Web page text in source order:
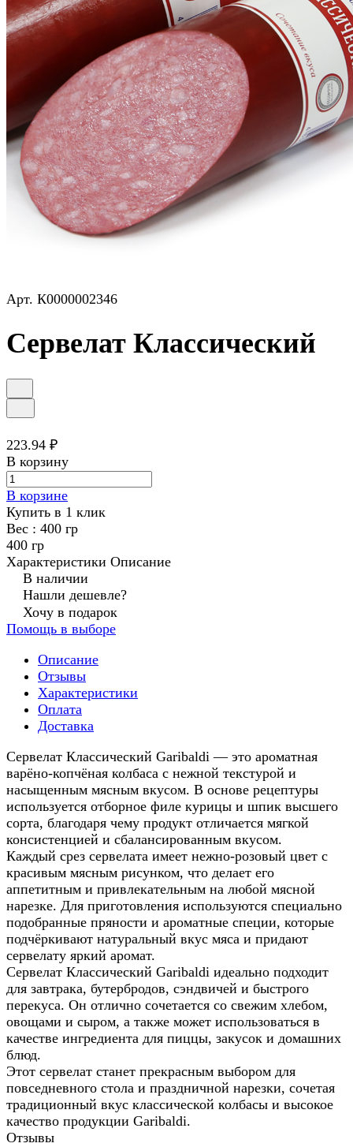
Арт. К0000002346
Сервелат Классический
223.94 ₽
В корзину
В корзине
Купить в 1 клик
Вес : 400 гр
400 гр
Характеристики Описание
В наличии
Нашли дешевле?
Хочу в подарок
Помощь в выборе
Описание
Отзывы
Характеристики
Оплата
Доставка
Сервелат Классический Garibaldi — это ароматная
варёно-копчёная колбаса с нежной текстурой и
насыщенным мясным вкусом. В основе рецептуры
используется отборное филе курицы и шпик высшего
сорта, благодаря чему продукт отличается мягкой
консистенцией и сбалансированным вкусом.
Каждый срез сервелата имеет нежно-розовый цвет с
красивым мясным рисунком, что делает его
аппетитным и привлекательным на любой мясной
нарезке. Для приготовления используются специально
подобранные пряности и ароматные специи, которые
подчёркивают натуральный вкус мяса и придают
сервелату яркий аромат.
Сервелат Классический Garibaldi идеально подходит
для завтрака, бутербродов, сэндвичей и быстрого
перекуса. Он отлично сочетается со свежим хлебом,
овощами и сыром, а также может использоваться в
качестве ингредиента для пиццы, закусок и домашних
блюд.
Этот сервелат станет прекрасным выбором для
повседневного стола и праздничной нарезки, сочетая
традиционный вкус классической колбасы и высокое
качество продукции Garibaldi.
Отзывы